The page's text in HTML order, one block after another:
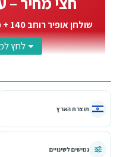
תוצרת הארץ
גמישים לשינויים
פתרון לימודים שלם
המשטח הרחב במשפחת